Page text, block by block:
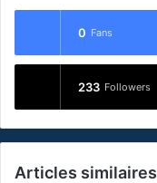
0 Fans
233 Followers
Articles similaires